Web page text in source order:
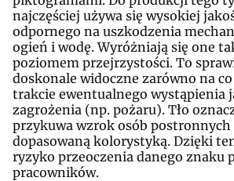
najczęściej używa się wysokiej
odpornego na uszkodzenia
ogień i wodę. Wyróżniają się one
poziomem przejrzystości. To
doskonale widoczne zarówno na
trakcie ewentualnego wystąpienia
zagrożenia (np. pożaru). Tło
przykuwa wzrok osób
dopasowaną kolorystyką. Dzięki
ryzyko przeoczenia danego znaku
pracowników.